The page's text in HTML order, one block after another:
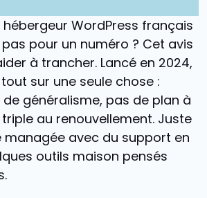
WordPress français
pour un numéro ? Cet avis
à trancher. Lancé en 2024,
sur une seule chose :
de généralisme, pas de plan à
au renouvellement. Juste
avec du support en
outils maison pensés